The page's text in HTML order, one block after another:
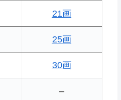
21画
25画
30画
–